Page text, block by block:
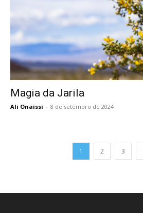
Magia da Jarila
Ali Onaissi - 8 de setembro de 2024
1 2 3